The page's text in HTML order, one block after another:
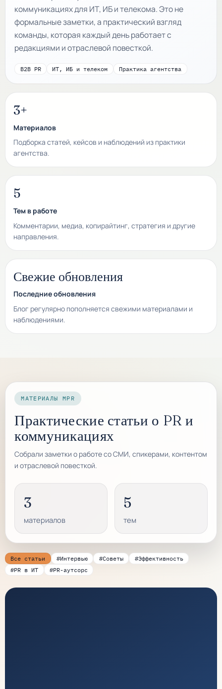
коммуникациях для ИТ, ИБ и телекома. Это не
формальные заметки, а практический взгляд
команды, которая каждый день работает с
редакциями и отраслевой повесткой.
B2B PR ИТ, ИБ и телеком Практика агентства
3+
Материалов
Подборка статей, кейсов и наблюдений из практики
агентства.
5
Тем в работе
Комментарии, медиа, копирайтинг, стратегия и другие
направления.
Свежие обновления
Последние обновления
Блог регулярно пополняется свежими материалами и
наблюдениями.
МАТЕРИАЛЫ MPR
Практические статьи о PR и
коммуникациях
Собрали заметки о работе со СМИ, спикерами, контентом
и отраслевой повесткой.
3
материалов
5
тем
Все статьи #Интервью #Советы
#Эффективность
#PR в ИТ
#PR-аутсорс